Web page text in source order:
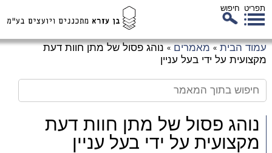
תפריט חיפוש
עמוד הבית » מאמרים » נוהג פסול של מתן חוות דעת
מקצועית על ידי בעל עניין
נוהג פסול של מתן חוות דעת
מקצועית על ידי בעל עניין